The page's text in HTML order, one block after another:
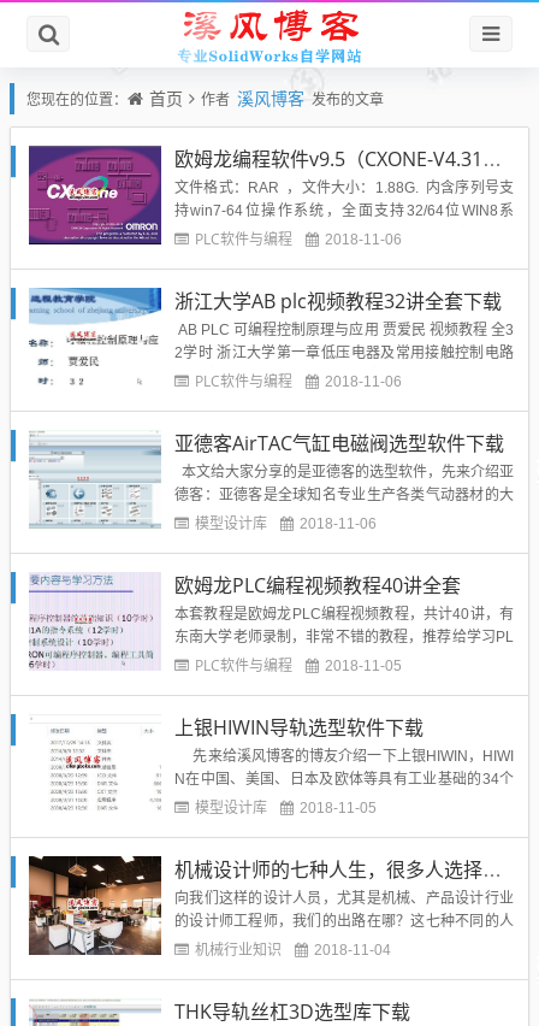
您现在的位置： 首页 作者 溪风博客 发布的文章
欧姆龙编程软件v9.5（CXONE-V4.31）支持win764位
文件格式：RAR ，文件大小：1.88G. 内含序列号支
持win7-64位操作系统，全面支持32/64位WIN8系
统，为多国语言版，支持简体中文。能为网络、可编
单元 ，不需要手...
PLC软件与编程 2018-11-06
浙江大学AB plc视频教程32讲全套下载
AB PLC 可编程控制原理与应用 贾爱民 视频教程 全3
2学时 浙江大学第一章低压电器及常用接触控制电路
第二章可编程控制器概述第三章可编程控制器硬件系
下载地址：...
PLC软件与编程 2018-11-06
亚德客AirTAC气缸电磁阀选型软件下载
本文给大家分享的是亚德客的选型软件，先来介绍亚
德客：亚德客是全球知名专业生产各类气动器材的大
型企业集团，致力于向客户提供满足其需求的气动控
期的价值和潜在的增长。下面就是亚德客的软件选型
界面：大家...
模型设计库 2018-11-06
欧姆龙PLC编程视频教程40讲全套
本套教程是欧姆龙PLC编程视频教程，共计40讲，有
东南大学老师录制，非常不错的教程，推荐给学习PL
C的博友们下载学习。课程主要内容和学习方法：欧
**请进入文章页查看隐藏内容***...
PLC软件与编程 2018-11-05
上银HIWIN导轨选型软件下载
先来给溪风博客的博友介绍一下上银HIWIN，HIWI
N在中国、美国、日本及欧体等具有工业基础的34个
国家，完成商标注册登记，并且持续推广运用，如今
WI...
模型设计库 2018-11-05
机械设计师的七种人生，很多人选择了最后一种
向我们这样的设计人员，尤其是机械、产品设计行业
的设计师工程师，我们的出路在哪？这七种不同的人
生，或许我们大多数人还是第七种。。。开公司/工作
打工，自己创业是另外一种人生体验。就像好朋友高
机械行业知识 2018-11-04
THK导轨丝杠3D选型库下载